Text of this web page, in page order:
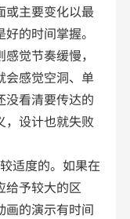
或主要变化以最
的时间掌握。
觉节奏缓慢，
会感觉空洞、单
没看清要传达的
，设计也就失败
适度的。如果在
给予较大的区
画的演示有时间